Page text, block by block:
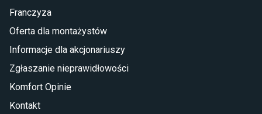
Franczyza
Oferta dla montażystów
Informacje dla akcjonariuszy
Zgłaszanie nieprawidłowości
Komfort Opinie
Kontakt